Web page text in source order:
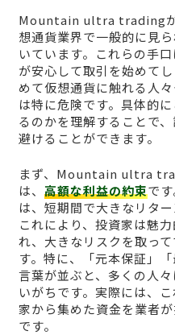
Mountain ultra tradingが
想通貨業界で一般的に見
いています。これらの手
が安心して取引を始めて
めて仮想通貨に触れる人
は特に危険です。具体的
るのかを理解することで
避けることができます。
まず、Mountain ultra
は、 高額な利益の約束で
は、短期間で大きなリタ
これにより、投資家は魅
れ、大きなリスクを取っ
す。特に、「元本保証」
言葉が並ぶと、多くの人
いがちです。実際には、
家から集めた資金を業者
です。